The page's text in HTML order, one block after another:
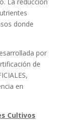
donde
por
de
en
Cultivos